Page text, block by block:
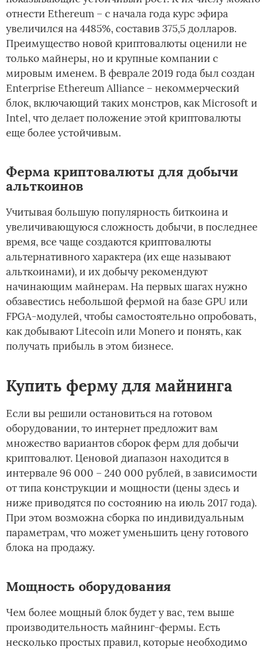
отнести Ethereum – с начала года курс эфира
увеличился на 4485%, составив 375,5 долларов.
Преимущество новой криптовалюты оценили не
только майнеры, но и крупные компании с
мировым именем. В феврале 2019 года был создан
Enterprise Ethereum Alliance – некоммерческий
блок, включающий таких монстров, как Microsoft и
Intel, что делает положение этой криптовалюты
еще более устойчивым.
Ферма криптовалюты для добычи
альткоинов
Учитывая большую популярность биткоина и
увеличивающуюся сложность добычи, в последнее
время, все чаще создаются криптовалюты
альтернативного характера (их еще называют
альткоинами), и их добычу рекомендуют
начинающим майнерам. На первых шагах нужно
обзавестись небольшой фермой на базе GPU или
FPGA-модулей, чтобы самостоятельно опробовать,
как добывают Litecoin или Monero и понять, как
получать прибыль в этом бизнесе.
Купить ферму для майнинга
Если вы решили остановиться на готовом
оборудовании, то интернет предложит вам
множество вариантов сборок ферм для добычи
криптовалют. Ценовой диапазон находится в
интервале 96 000 – 240 000 рублей, в зависимости
от типа конструкции и мощности (цены здесь и
ниже приводятся по состоянию на июль 2017 года).
При этом возможна сборка по индивидуальным
параметрам, что может уменьшить цену готового
блока на продажу.
Мощность оборудования
Чем более мощный блок будет у вас, тем выше
производительность майнинг-фермы. Есть
несколько простых правил, которые необходимо